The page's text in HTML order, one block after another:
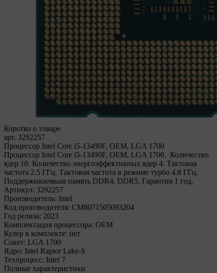
Коротко о товаре
арт. 3292257
Процессор Intel Core i5-13490F, OEM, LGA 1700
Процессор Intel Core i5-13490F, OEM, LGA 1700. Количество
ядер 10. Количество энергоэффективных ядер 4. Тактовая
частота 2.5 ГГц. Тактовая частота в режиме турбо 4.8 ГГц.
Поддерживаемыая память DDR4, DDR5. Гарантия 1 год.
Артикул: 3292257
Производитель: Intel
Код производителя: CM8071505093204
Год релиза: 2023
Комплектация процессора: OEM
Кулер в комплекте: нет
Сокет: LGA 1700
Ядро: Intel Raptor Lake-S
Техпроцесс: Intel 7
Полные характеристики